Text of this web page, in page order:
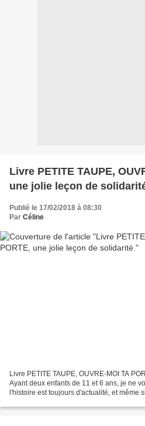
Livre PETITE TAUPE,
une jolie leçon de
Publié le 17/02/2018 à 08:30
Par Céline
Livre PETITE TAUPE, OUVRE-MOI TA PORTE ! Coucou tout le monde !
Ayant deux enfants de 11 et 6 ans, je ne
l'histoire est toujours d'actualité, et même